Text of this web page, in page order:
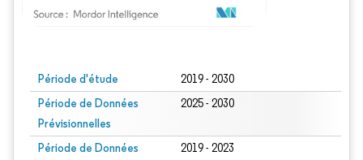
Période d'étude 2019 - 2030
Période de Données
Prévisionnelles
2025 - 2030
Période de Données
2019 - 2023